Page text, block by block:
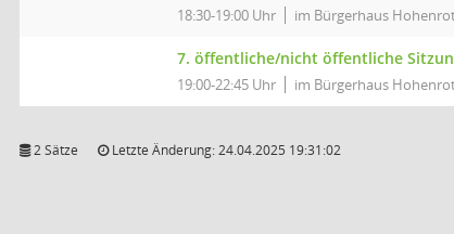
18:30-19:00 Uhr im Bürgerhaus
7. öffentliche/nicht öffentliche
19:00-22:45 Uhr im Bürgerhaus
2 Sätze Letzte Änderung: 24.04.2025 19:31:02